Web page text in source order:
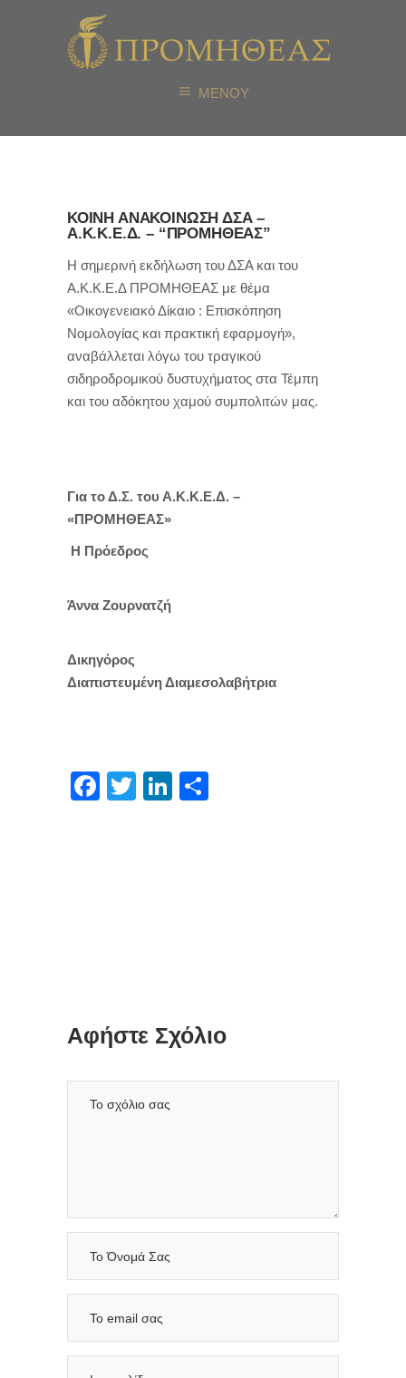
ΜΕΝΟΥ
ΚΟΙΝΗ ΑΝΑΚΟΙΝΩΣΗ ΔΣΑ –
Α.Κ.Κ.Ε.Δ. – “ΠΡΟΜΗΘΕΑΣ”
Η σημερινή εκδήλωση του ΔΣΑ και του
Α.Κ.Κ.Ε.Δ ΠΡΟΜΗΘΕΑΣ με θέμα
«Οικογενειακό Δίκαιο : Επισκόπηση
Νομολογίας και πρακτική εφαρμογή»,
αναβάλλεται λόγω του τραγικού
σιδηροδρομικού δυστυχήματος στα Τέμπη
και του αδόκητου χαμού συμπολιτών μας.
Για το Δ.Σ. του Α.Κ.Κ.Ε.Δ. –
«ΠΡΟΜΗΘΕΑΣ»
Η Πρόεδρος
Άννα Ζουρνατζή
Δικηγόρος
Διαπιστευμένη Διαμεσολαβήτρια
Facebook
TwitterLinkedIn
Αφήστε Σχόλιο